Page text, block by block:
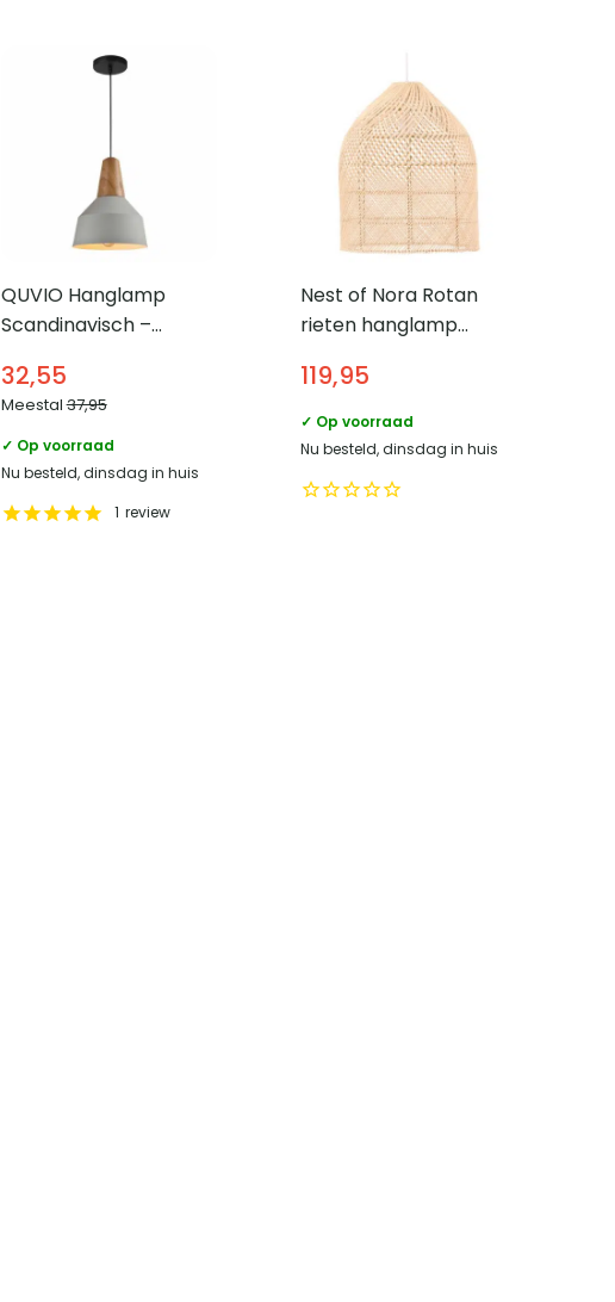
QUVIO Hanglamp
Scandinavisch –
– Diameter 23 cm –
Grijs en bruin
32,55
Meestal37,95
✓ Op voorraad
Nu besteld, dinsdag in huis
1 review
Nest of Nora Rotan
rieten hanglamp
lampenkap – Nature
119,95
✓ Op voorraad
Nu besteld, dinsdag in huis